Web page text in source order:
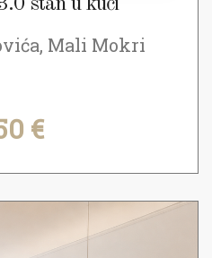
stan u kući
Mali Mokri
€